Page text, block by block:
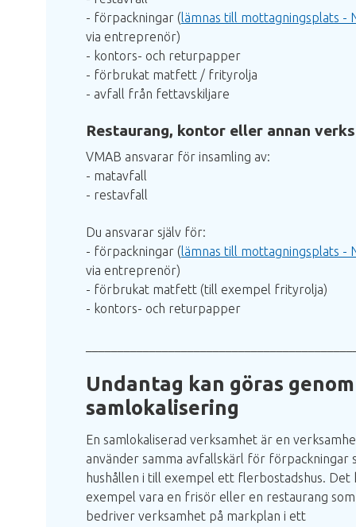
- förpackningar (lämnas till mottagningsplats -
via entreprenör)
- kontors- och returpapper
- förbrukat matfett / frityrolja
- avfall från fettavskiljare
Restaurang, kontor eller annan
VMAB ansvarar för insamling av:
- matavfall
- restavfall
Du ansvarar själv för:
- förpackningar (lämnas till mottagningsplats -
via entreprenör)
- förbrukat matfett (till exempel frityrolja)
- kontors- och returpapper
Undantag kan göras genom
samlokalisering
En samlokaliserad verksamhet är en
använder samma avfallskärl för förpackningar
hushållen i till exempel ett flerbostadshus. Det
exempel vara en frisör eller en restaurang som
bedriver verksamhet på markplan i ett